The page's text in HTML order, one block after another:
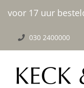
voor 17 uur
inhoud
030 2400000